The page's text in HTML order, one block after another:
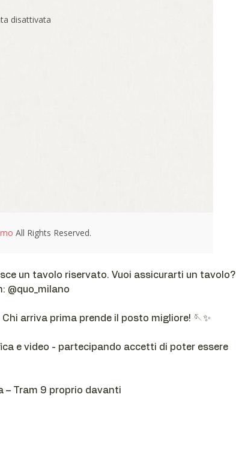
un tavolo riservato. Vuoi assicurarti un tavolo?
@quo_milano
arriva prima prende il posto migliore! 🪡✨
e video - partecipando accetti di poter essere
– Tram 9 proprio davanti